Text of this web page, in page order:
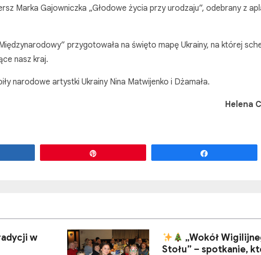
Marka Gajowniczka „Głodowe życia przy urodzaju”, odebrany z
przygotowała na święto mapę Ukrainy, na której
nasz kraj.
narodowe artystki Ukrainy Nina Matwijenko i Dżamała.
Helena
w
„Wokół
Stołu” – spotkanie,